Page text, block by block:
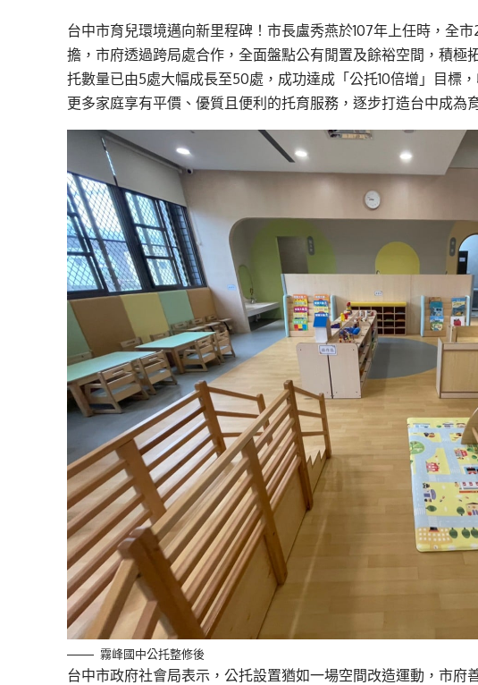
台中市育兒環境邁向新里程碑！市長盧秀燕於107年上任時，全
擔，市府透過跨局處合作，全面盤點公有閒置及餘裕空間，積極
托數量已由5處大幅成長至50處，成功達成「公托10倍增」目標
更多家庭享有平價、優質且便利的托育服務，逐步打造台中成為
霧峰國中公托整修後
台中市政府社會局表示，公托設置猶如一場空間改造運動，市府